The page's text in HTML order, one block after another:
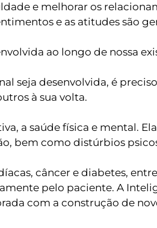
e melhorar os
e as atitudes são
ao longo de nossa
seja desenvolvida, é
à sua volta.
a saúde física e mental.
bem como distúrbios
câncer e diabetes,
pelo paciente. A
com a construção de